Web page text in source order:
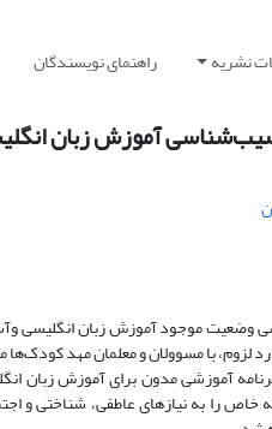
نشریه راهنمای نویسندگان
آموزش زبان
لزوم، با مسوولان و معلمان مهد
آموزشی مدون برای آموزش زبان
خاص را به نیازهای عاطفی، شناختی و